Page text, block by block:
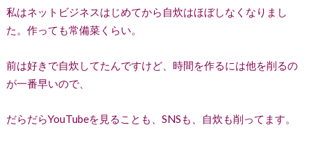
私はネットビジネスはじめてから自炊はほぼしなくなりまし
た。作っても常備菜くらい。
前は好きで自炊してたんですけど、時間を作るには他を削るの
が一番早いので、
だらだらYouTubeを見ることも、SNSも、自炊も削ってます。